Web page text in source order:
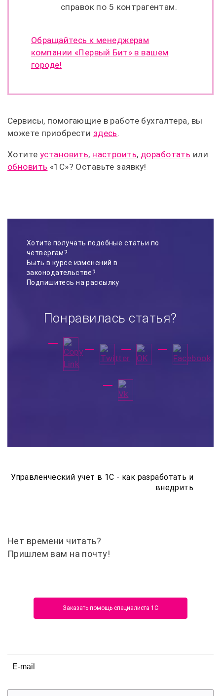
справок по 5 контрагентам.
Обращайтесь к менеджерам
компании «Первый Бит» в вашем
городе!
Сервисы, помогающие в работе бухгалтера, вы
можете приобрести здесь.
Хотитеустановить, настроить, доработать или
обновить «1С»? Оставьте заявку!
Понравилась статья?
Хотите получать подобные статьи по
четвергам?
Быть в курсе изменений в
законодательстве?
Подпишитесь на рассылку
Управленческий учет в 1С - как разработать и
внедрить
Нет времени читать?
Пришлем вам на почту!
Заказать помощь специалиста 1С